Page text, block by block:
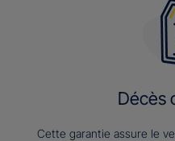
Décès
Cette garantie assure le